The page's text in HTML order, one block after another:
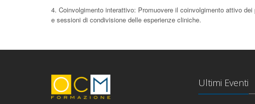
4. Coinvolgimento interattivo: Promuovere il coinvolgimento attivo
e sessioni di condivisione delle esperienze cliniche.
Ultimi Eventi